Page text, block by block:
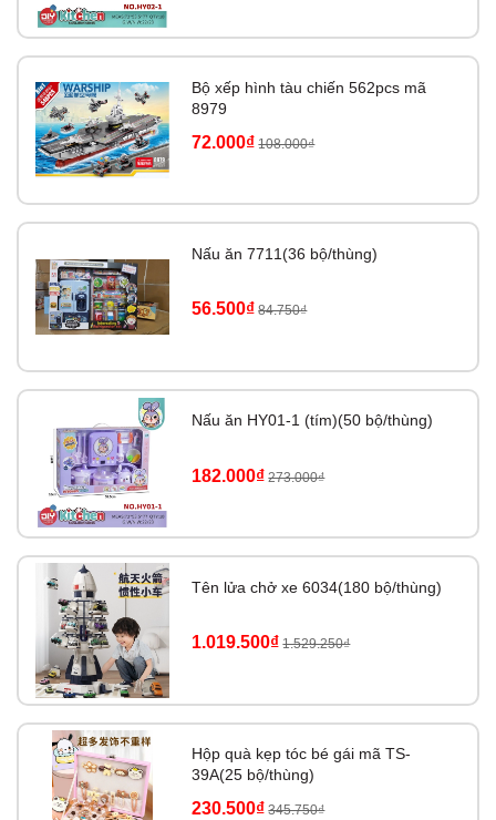
Bộ xếp hình tàu chiến 562pcs mã
8979
72.000₫ 108.000₫
Nấu ăn 7711(36 bộ/thùng)
56.500₫ 84.750₫
Nấu ăn HY01-1 (tím)(50 bộ/thùng)
182.000₫ 273.000₫
Tên lửa chở xe 6034(180 bộ/thùng)
1.019.500₫ 1.529.250₫
Hộp quà kẹp tóc bé gái mã TS-
39A(25 bộ/thùng)
230.500₫ 345.750₫